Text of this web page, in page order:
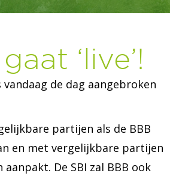
‘live’!
de dag aangebroken
partijen als de BBB
en met vergelijkbare partijen
De SBI zal BBB ook